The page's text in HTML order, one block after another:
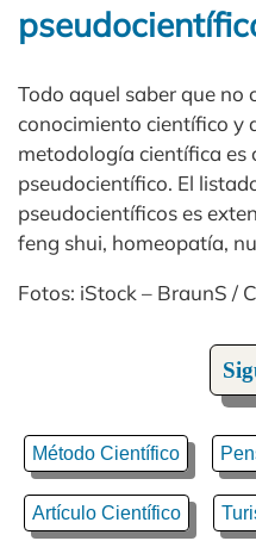
Todo aquel saber que no
conocimiento científico y
metodología científica es
pseudocientífico. El
pseudocientíficos es
feng shui, homeopatía,
Fotos: iStock – BraunS /
Método Científico
Artículo Científico